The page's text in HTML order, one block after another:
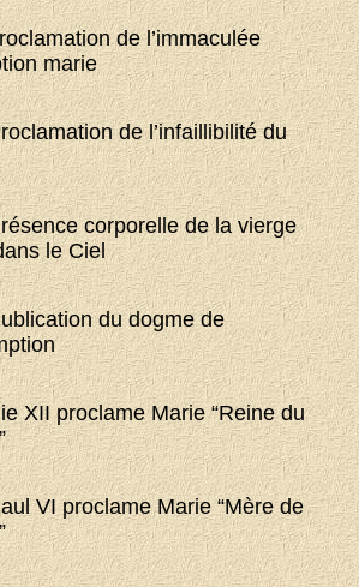
de l’immaculée
marie
de l’infaillibilité du
corporelle de la vierge
le Ciel
du dogme de
XII proclame Marie “Reine du
VI proclame Marie “Mère de